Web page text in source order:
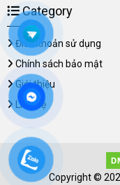
Category
Điều khoản sử dụng
Chính sách bảo mật
Giới thiệu
Liên hệ
Copyright ©